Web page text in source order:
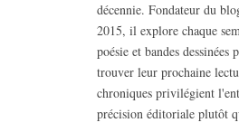
décennie. Fondateur du
2015, il explore chaque
poésie et bandes dessinées
trouver leur prochaine
chroniques privilégient
précision éditoriale plutôt